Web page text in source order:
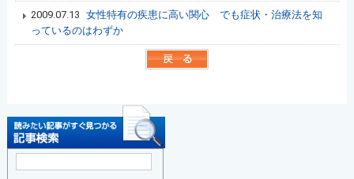
2009.07.13 女性特有の疾患に高い関心 でも症状・治療法を知
っているのはわずか